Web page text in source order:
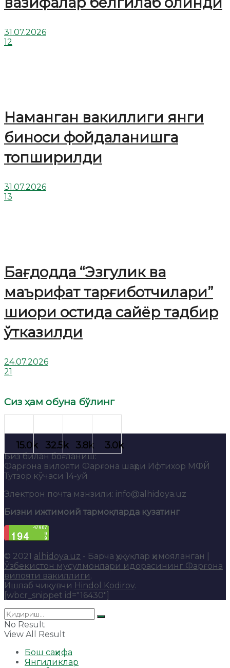
31.07.2026
12
Наманган вакиллиги янги
биноси фойдаланишга
топширилди
31.07.2026
13
Бағдодда “Эзгулик ва
маърифат тарғиботчилари”
шиори остида сайёр тадбир
ўтказилди
24.07.2026
21
Сиз ҳам обуна бўлинг
Биз билан боғланиш:
Фарғона вилояти Фарғона шаҳри Ифтихор МФЙ
Тутзор кўчаси 14-уй
Электрон почта манзили: info@alhidoya.uz
Бизни ижтимоий тармоқларда кузатинг
© 2021 alhidoya.uz - Барча ҳуқуқлар ҳимояланган |
Ўзбекистон мусулмонлари идорасининг Фарғона
вилояти вакиллиги.
Ишлаб чиқувчи Hindol Kodirov.
[wbcr_snippet id="16430"]
No Result
View All Result
Бош саҳифа
Янгиликлар